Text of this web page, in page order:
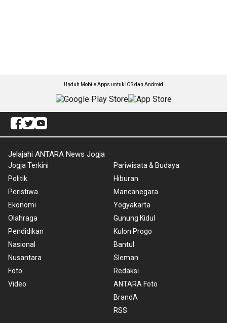
Unduh Mobile Apps untuk iOS dan Android
Jelajahi ANTARA News Jogja
Jogja Terkini
Politik
Peristiwa
Ekonomi
Olahraga
Pendidikan
Nasional
Nusantara
Foto
Video
Pariwisata & Budaya
Hiburan
Mancanegara
Yogyakarta
Gunung Kidul
Kulon Progo
Bantul
Sleman
Redaksi
ANTARA Foto
BrandA
RSS